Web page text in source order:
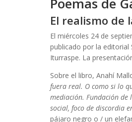
El realismo de
El miércoles 24 de
publicado por la editorial
Iturraspe. La
Sobre el libro, Anahí
fuera real. O como si lo
mediación. Fundación
social, foco de discordia
pájaro negro o / un